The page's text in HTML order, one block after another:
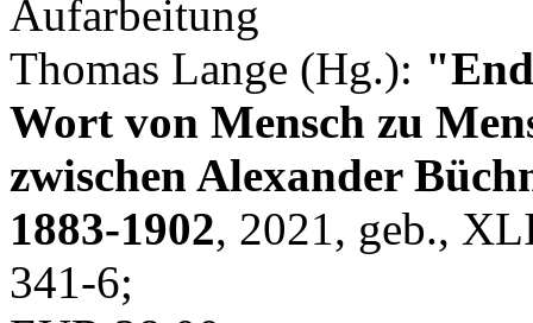
Thomas Lange (Hg.):
Wort von Mensch zu
zwischen Alexander
1883-1902, 2021, geb.,
341-6;